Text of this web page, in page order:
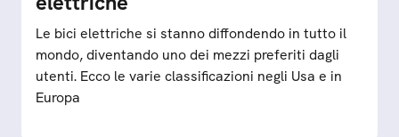
Le bici elettriche si stanno diffondendo in tutto il
mondo, diventando uno dei mezzi preferiti dagli
utenti. Ecco le varie classificazioni negli Usa e in
Europa